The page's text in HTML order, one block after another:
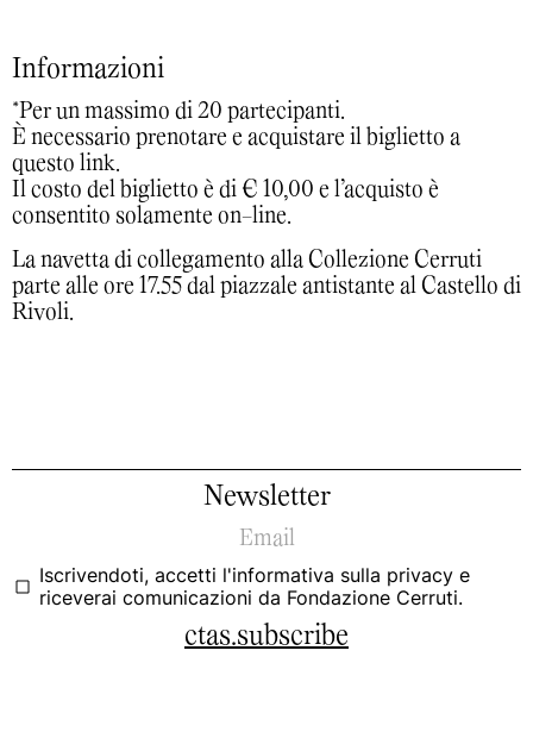
Informazioni
*Per un massimo di 20 partecipanti.
È necessario prenotare e acquistare il biglietto a
questo link.
Il costo del biglietto è di € 10,00 e l’acquisto è
consentito solamente on-line.
La navetta di collegamento alla Collezione Cerruti
parte alle ore 17.55 dal piazzale antistante al Castello di
Rivoli.
Newsletter
Iscrivendoti, accetti l'informativa sulla privacy e
riceverai comunicazioni da Fondazione Cerruti.
ctas.subscribe